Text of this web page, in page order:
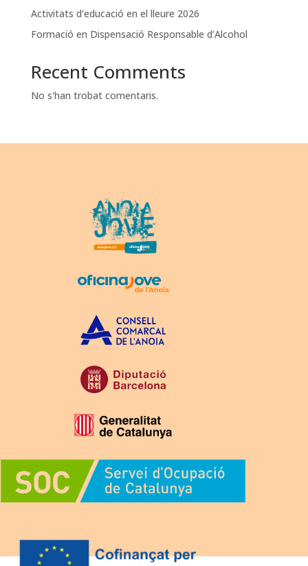
Activitats d’educació en el lleure 2026
Formació en Dispensació Responsable d’Alcohol
Recent Comments
No s'han trobat comentaris.